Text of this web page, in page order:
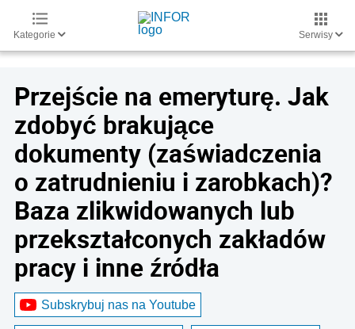
Kategorie Serwisy
Przejście na emeryturę. Jak
zdobyć brakujące
dokumenty (zaświadczenia
o zatrudnieniu i zarobkach)?
Baza zlikwidowanych lub
przekształconych zakładów
pracy i inne źródła
Subskrybuj nas na Youtube